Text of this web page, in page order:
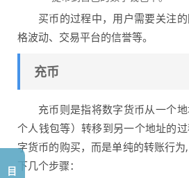
买币的过程中，用户需要关注
格波动、交易平台的信誉等。
充币
充币则是指将数字货币从一个地
个人钱包等）转移到另一个地址的
字货币的购买，而是单纯的转账行
下几个步骤：
目